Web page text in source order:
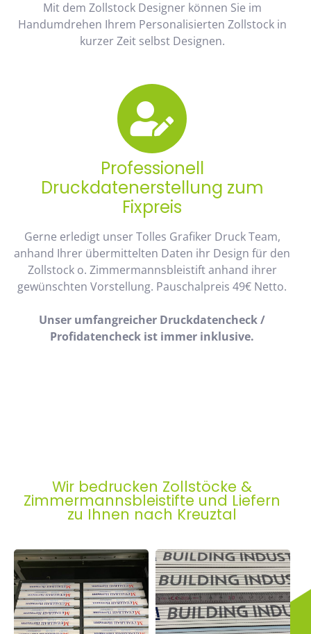
Mit dem Zollstock Designer können Sie im
Handumdrehen Ihrem Personalisierten Zollstock in
kurzer Zeit selbst Designen.
Professionell
Druckdatenerstellung zum
Fixpreis
Gerne erledigt unser Tolles Grafiker Druck Team,
anhand Ihrer übermittelten Daten ihr Design für den
Zollstock o. Zimmermannsbleistift anhand ihrer
gewünschten Vorstellung. Pauschalpreis 49€ Netto.
Unser umfangreicher Druckdatencheck /
Profidatencheck ist immer inklusive.
Wir bedrucken Zollstöcke &
Zimmermannsbleistifte und Liefern
zu Ihnen nach Kreuztal